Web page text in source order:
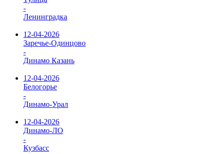
-
Ленинградка
12-04-2026
Заречье-Одинцово
-
Динамо Казань
12-04-2026
Белогорье
-
Динамо-Урал
12-04-2026
Динамо-ЛО
-
Кузбасс